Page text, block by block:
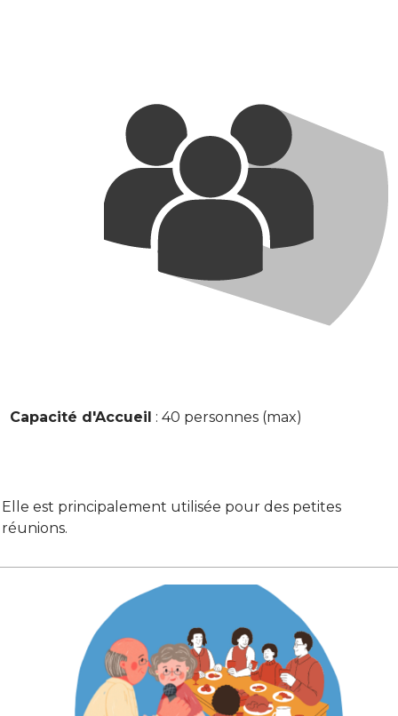
Capacité d'Accueil : 40 personnes (max)
Elle est principalement utilisée pour des petites
réunions.